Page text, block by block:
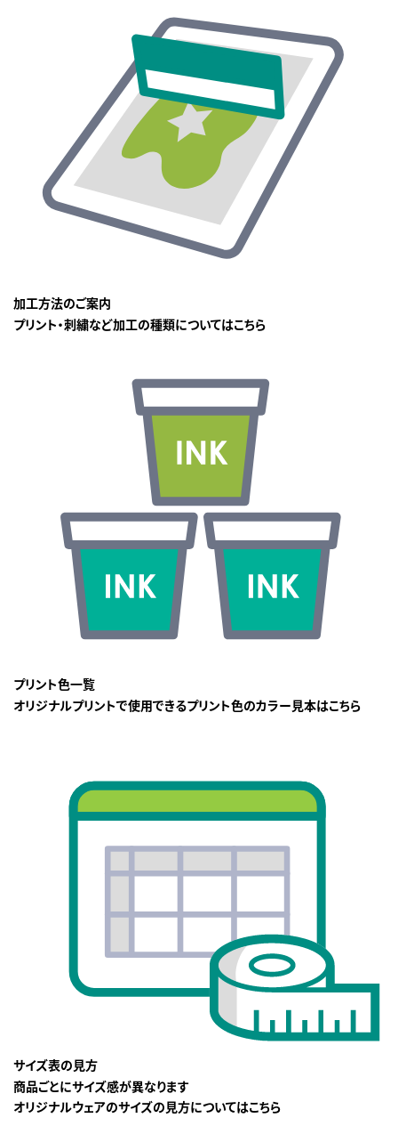
加工方法のご案内
プリント・刺繍など加工の種類についてはこちら
プリント色一覧
オリジナルプリントで使用できるプリント色のカラー見本はこちら
サイズ表の見方
商品ごとにサイズ感が異なります
オリジナルウェアのサイズの見方についてはこちら